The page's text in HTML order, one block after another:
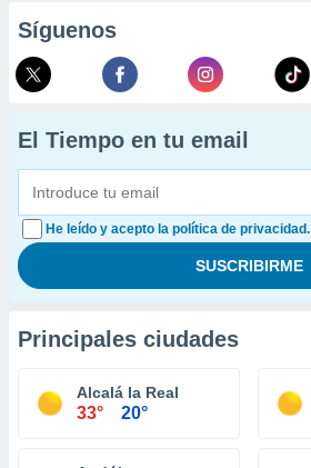
Síguenos
El Tiempo en tu email
He leído y acepto la política de privacidad.
Principales ciudades
Alcalá la Real
33° 20°